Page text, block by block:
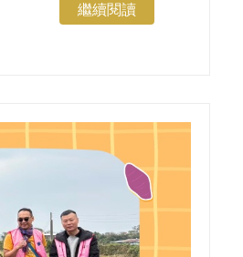
繼續閱讀